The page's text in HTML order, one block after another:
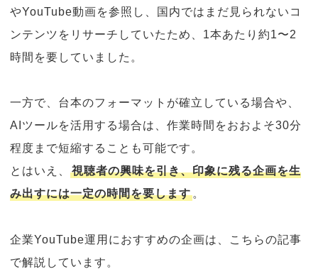
やYouTube動画を参照し、国内ではまだ見られないコ
ンテンツをリサーチしていたため、1本あたり約1〜2
時間を要していました。
一方で、台本のフォーマットが確立している場合や、
AIツールを活用する場合は、作業時間をおおよそ30分
程度まで短縮することも可能です。
とはいえ、視聴者の興味を引き、印象に残る企画を生
み出すには一定の時間を要します 。
企業YouTube運用におすすめの企画は、こちらの記事
で解説しています。